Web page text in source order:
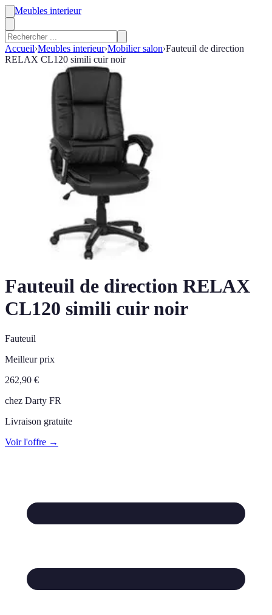
Meubles interieur
Accueil›Meubles interieur›Mobilier salon›Fauteuil de direction
RELAX CL120 simili cuir noir
Fauteuil de direction RELAX
CL120 simili cuir noir
Fauteuil
Meilleur prix
262,90 €
chez Darty FR
Livraison gratuite
Voir l'offre →